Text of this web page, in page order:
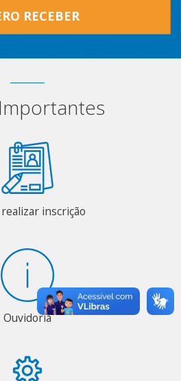
RECEBER
inscrição
Ouvidoria